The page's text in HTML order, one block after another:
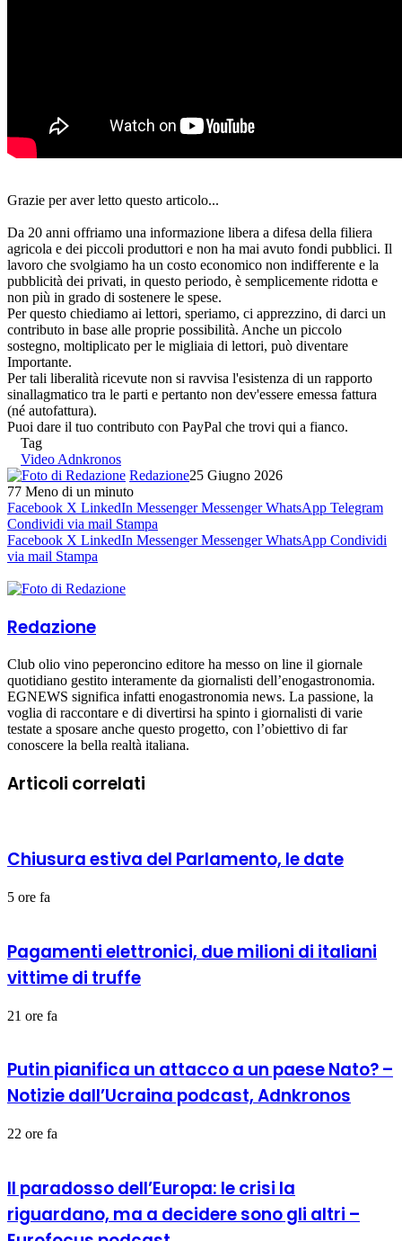
Grazie per aver letto questo articolo...
Da 20 anni offriamo una informazione libera a difesa della filiera
agricola e dei piccoli produttori e non ha mai avuto fondi pubblici. Il
lavoro che svolgiamo ha un costo economico non indifferente e la
pubblicità dei privati, in questo periodo, è semplicemente ridotta e
non più in grado di sostenere le spese.
Per questo chiediamo ai lettori, speriamo, ci apprezzino, di darci un
contributo in base alle proprie possibilità. Anche un piccolo
sostegno, moltiplicato per le migliaia di lettori, può diventare
Importante.
Per tali liberalità ricevute non si ravvisa l'esistenza di un rapporto
sinallagmatico tra le parti e pertanto non dev'essere emessa fattura
(né autofattura).
Puoi dare il tuo contributo con PayPal che trovi qui a fianco.
Tag
Video Adnkronos
Redazione25 Giugno 2026
77 Meno di un minuto
Facebook X LinkedIn Messenger Messenger WhatsApp Telegram
Condividi via mail Stampa
Facebook X LinkedIn Messenger Messenger WhatsApp Condividi
via mail Stampa
Redazione
Club olio vino peperoncino editore ha messo on line il giornale
quotidiano gestito interamente da giornalisti dell’enogastronomia.
EGNEWS significa infatti enogastronomia news. La passione, la
voglia di raccontare e di divertirsi ha spinto i giornalisti di varie
testate a sposare anche questo progetto, con l’obiettivo di far
conoscere la bella realtà italiana.
Articoli correlati
Chiusura estiva del Parlamento, le date
5 ore fa
Pagamenti elettronici, due milioni di italiani
vittime di truffe
21 ore fa
Putin pianifica un attacco a un paese Nato? –
Notizie dall’Ucraina podcast, Adnkronos
22 ore fa
Il paradosso dell’Europa: le crisi la
riguardano, ma a decidere sono gli altri –